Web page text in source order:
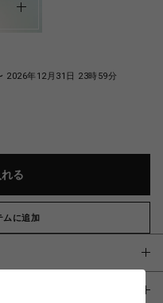
2026年12月31日 23時59分
る
ムに追加